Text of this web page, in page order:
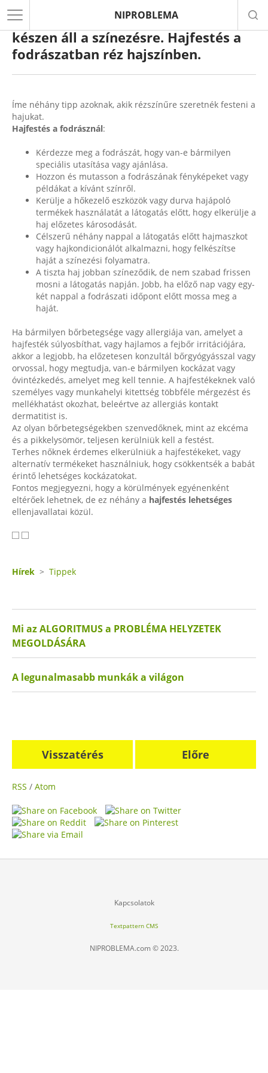
NIPROBLEMA
Győződjön meg róla, hogy a haja
készen áll a színezésre. Hajfestés a
fodrászatban réz hajszínben.
Íme néhány tipp azoknak, akik rézszínűre szeretnék festeni a
hajukat.
Hajfestés a fodrásznál:
Kérdezze meg a fodrászát, hogy van-e bármilyen
speciális utasítása vagy ajánlása.
Hozzon és mutasson a fodrászának fényképeket vagy
példákat a kívánt színről.
Kerülje a hőkezelő eszközök vagy durva hajápoló
termékek használatát a látogatás előtt, hogy elkerülje a
haj előzetes károsodását.
Célszerű néhány nappal a látogatás előtt hajmaszkot
vagy hajkondicionálót alkalmazni, hogy felkészítse
haját a színezési folyamatra.
A tiszta haj jobban színeződik, de nem szabad frissen
mosni a látogatás napján. Jobb, ha előző nap vagy egy-
két nappal a fodrászati időpont előtt mossa meg a
haját.
Ha bármilyen bőrbetegsége vagy allergiája van, amelyet a
hajfesték súlyosbíthat, vagy hajlamos a fejbőr irritációjára,
akkor a legjobb, ha előzetesen konzultál bőrgyógyásszal vagy
orvossal, hogy megtudja, van-e bármilyen kockázat vagy
óvintézkedés, amelyet meg kell tennie. A hajfestékeknek való
személyes vagy munkahelyi kitettség többféle mérgezést és
mellékhatást okozhat, beleértve az allergiás kontakt
dermatitist is.
Az olyan bőrbetegségekben szenvedőknek, mint az ekcéma
és a pikkelysömör, teljesen kerülniük kell a festést.
Terhes nőknek érdemes elkerülniük a hajfestékeket, vagy
alternatív termékeket használniuk, hogy csökkentsék a babát
érintő lehetséges kockázatokat.
Fontos megjegyezni, hogy a körülmények egyénenként
eltérőek lehetnek, de ez néhány a hajfestés lehetséges
ellenjavallatai közül.
Hírek > Tippek
Mi az ALGORITMUS a PROBLÉMA HELYZETEK
MEGOLDÁSÁRA
A legunalmasabb munkák a világon
Visszatérés Előre
RSS / Atom
Kapcsolatok
Textpattern CMS
NIPROBLEMA.com © 2023.